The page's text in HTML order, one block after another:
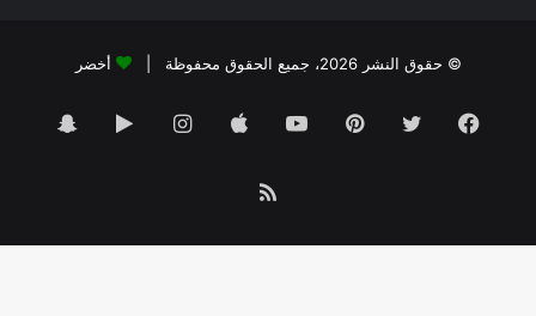
© حقوق النشر 2026، جميع الحقوق محفوظة | أخضر
فيسبوك تويتر بينتيريستيوتيوب انستقرام‏Google
ملخص
الموقع